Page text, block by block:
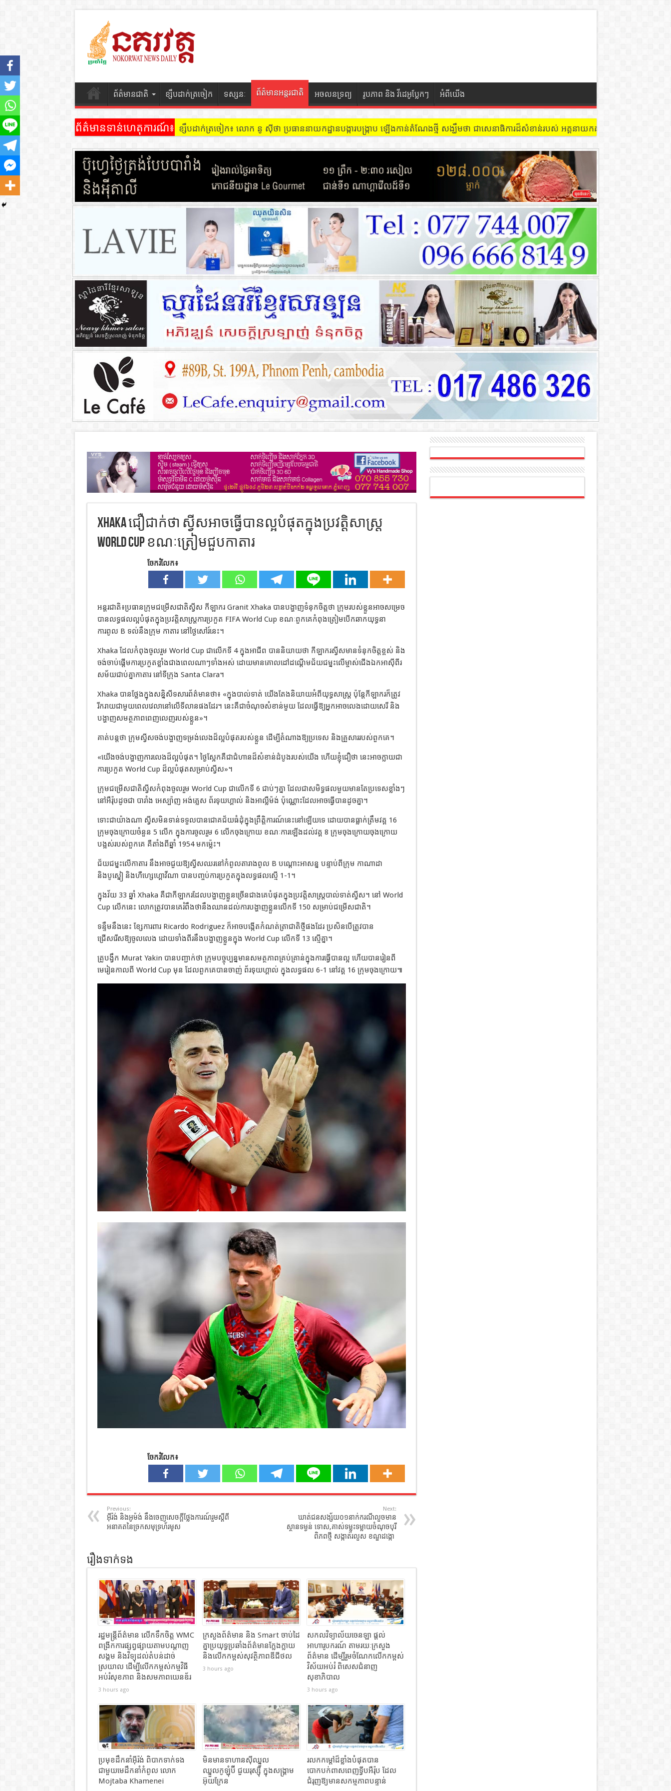
ព័ត៌មានជាតិ ខ្សឹបដាក់ត្រចៀក ទស្សនៈ ព័ត៌មានអន្តរជាតិ អចលនទ្រព្យ រូបភាព និង វីដេអូប្លែកៗ អំពីយើង
ព័ត៌មានទាន់ហេតុការណ៍៖ ខ្សឹបដាក់ត្រចៀក ៖ អគារ Sky 31 នៅខណ្ឌទួលគោក មានអ្នកជួលបន្ទប់បើកល្បែងសុីសង នៅជាន់ទី៩ បន្ទប់ ៩០២ !
Xhaka ជឿជាក់ថា ស្វីសអាចធ្វើបានល្អបំផុតក្នុងប្រវត្តិសាស្ត្រ
World Cup ខណៈត្រៀមជួបកាតារ
ចែករំលែក៖
អន្តរជាតិ៖ប្រធានក្រុមជម្រើសជាតិស្វីស កីឡាករ Granit Xhaka បានបង្ហាញទំនុកចិត្តថា ក្រុមរបស់ខ្លួនអាចសម្រេច
បានលទ្ធផលល្អបំផុតក្នុងប្រវត្តិសាស្ត្រការប្រកួត FIFA World Cup ខណៈពួកគេកំពុងត្រៀមបើកឆាកយុទ្ធនា
ការពូល B ទល់នឹងក្រុម កាតារ នៅថ្ងៃសៅរ៍នេះ។
Xhaka ដែលកំពុងចូលរួម World Cup ជាលើកទី 4 ក្នុងអាជីព បាននិយាយថា កីឡាករស្វីសមានទំនុកចិត្តខ្ពស់ និង
ចង់ចាប់ផ្តើមការប្រកួតខ្លាំងជាងពេលណាៗទាំងអស់ ដោយមានគោលដៅដណ្តើមជ័យជម្នះលើម្ចាស់ជើងឯកអាស៊ីពីរ
សម័យជាប់គ្នាកាតារ នៅទីក្រុង Santa Clara។
Xhaka បានថ្លែងក្នុងសន្និសីទសារព័ត៌មានថា៖ «ក្នុងបាល់ទាត់ យើងតែងនិយាយអំពីយុទ្ធសាស្ត្រ ប៉ុន្តែកីឡាករក៏ត្រូវ
រីករាយជាមួយពេលវេលានៅលើទីលានផងដែរ។ នេះគឺជាចំណុចសំខាន់មួយ ដែលធ្វើឱ្យអ្នកអាចលេងដោយសេរី និង
បង្ហាញសមត្ថភាពពេញលេញរបស់ខ្លួន»។
គាត់បន្តថា ក្រុមស្វីសចង់បង្ហាញទម្រង់លេងដ៏ល្អបំផុតរបស់ខ្លួន ដើម្បីតំណាងឱ្យប្រទេស និងគ្រួសាររបស់ពួកគេ។
«យើងចង់បង្ហាញការលេងដ៏ល្អបំផុត។ ថ្ងៃស្អែកគឺជាជំហានដ៏សំខាន់ដំបូងរបស់យើង ហើយខ្ញុំជឿថា នេះអាចក្លាយជា
ការប្រកួត World Cup ដ៏ល្អបំផុតសម្រាប់ស្វីស»។
ក្រុមជម្រើសជាតិស្វីសកំពុងចូលរួម World Cup ជាលើកទី 6 ជាប់ៗគ្នា ដែលជាសមិទ្ធផលមួយមានតែប្រទេសខ្លាំងៗ
នៅអឺរ៉ុបដូចជា បារាំង អេស្ប៉ាញ អង់គ្លេស ព័រទុយហ្គាល់ និងអាល្លឺម៉ង់ ប៉ុណ្ណោះដែលអាចធ្វើបានដូចគ្នា។
ទោះជាយ៉ាងណា ស្វីសមិនទាន់ទទួលបានជោគជ័យធំដុំក្នុងព្រឹត្តិការណ៍នេះនៅឡើយទេ ដោយបានធ្លាក់ត្រឹមវគ្គ 16
ក្រុមចុងក្រោយចំនួន 5 លើក ក្នុងការចូលរួម 6 លើកចុងក្រោយ ខណៈការឡើងដល់វគ្គ 8 ក្រុមចុងក្រោយចុងក្រោយ
បង្អស់របស់ពួកគេ គឺតាំងពីឆ្នាំ 1954 មកម្ល៉េះ។
ជ័យជម្នះលើកាតារ នឹងអាចជួយឱ្យស្វីសឈរនៅកំពូលតារាងពូល B បណ្ដោះអាសន្ន បន្ទាប់ពីក្រុម កាណាដា
និងបូស្នៀ និងហឺហ្សេហ្គោវីណា បានបញ្ចប់ការប្រកួតក្នុងលទ្ធផលស្មើ 1-1។
ក្នុងវ័យ 33 ឆ្នាំ Xhaka គឺជាកីឡាករដែលបង្ហាញខ្លួនច្រើនជាងគេបំផុតក្នុងប្រវត្តិសាស្ត្របាល់ទាត់ស្វីស។ នៅ World
Cup លើកនេះ លោកត្រូវបានគេរំពឹងថានឹងឈានដល់ការបង្ហាញខ្លួនលើកទី 150 សម្រាប់ជម្រើសជាតិ។
ទន្ទឹមនឹងនេះ ខ្សែការពារ Ricardo Rodriguez ក៏អាចបង្កើតកំណត់ត្រាជាតិថ្មីផងដែរ ប្រសិនបើត្រូវបាន
ជ្រើសរើសឱ្យចូលលេង ដោយទាំងពីរនឹងបង្ហាញខ្លួនក្នុង World Cup លើកទី 13 ស្មើគ្នា។
គ្រូបង្វឹក Murat Yakin បានបញ្ជាក់ថា ក្រុមបច្ចុប្បន្នមានសមត្ថភាពគ្រប់គ្រាន់ក្នុងការធ្វើបានល្អ ហើយបានរៀនពី
មេរៀនកាលពី World Cup មុន ដែលពួកគេបានចាញ់ ព័រទុយហ្គាល់ ក្នុងលទ្ធផល 6-1 នៅវគ្គ 16 ក្រុមចុងក្រោយ៕
ចែករំលែក៖
Previous:
អ៊ីរ៉ង់ និងអូម៉ង់ នឹងចេញសេចក្តីថ្លែងការណ៍រួមស្តីពី
អនាគតនៃច្រកសមុទ្រហ័រមូស
Next:
ឃាត់ជនសង្ស័យ០១នាក់ករណីលួចមាន
ស្ថានទម្ងន់ ទោស,គាស់ទម្លុះទម្លាយចំណុចបុរី
ពិភពថ្មី សង្កាត់រលួស ខណ្ឌដង្កោ
រឿងទាក់ទង
រដ្ឋមន្ត្រីព័ត៌មាន លើកទឹកចិត្ត WMC
ពង្រីកការផ្សព្វផ្សាយតាមបណ្តាញ
សង្គម និងវិទ្យុដល់តំបន់ដាច់
ស្រយាល ដើម្បីលើកកម្ពស់កម្មវិធី
អប់រំសុខភាព និងសមភាពយេនឌ័រ
3 hours ago
ក្រសួងព័ត៌មាន និង Smart ចាប់ដៃ
គ្នាប្រយុទ្ធប្រឆាំងព័ត៌មានក្លែងក្លាយ
និងលើកកម្ពស់សុវត្ថិភាពឌីជីថល
3 hours ago
សកលវិទ្យាល័យចេនឡា ផ្តល់
អាហារូបករណ៍ តាមរយៈក្រសួង
ព័ត៌មាន ដើម្បីរួមចំណែកលើកកម្ពស់
វិស័យអប់រំ ពិសេសជំនាញ
សុខាភិបាល
3 hours ago
ប្រមុខដឹកនាំអ៊ីរ៉ង់ ពិបាកទាក់ទង
ជាមួយមេដឹកនាំកំពូល លោក
Mojtaba Khamenei
មិនមានទាហានស៊ីឈ្នួល
ឈ្នួលកូឡុំប៊ី ជួយរុស្ស៊ី ក្នុងសង្រ្គាម
អ៊ុយក្រែន
រលកកម្ដៅដ៏ខ្លាំងបំផុតបាន
បោកបក់ពាសពេញទ្វីបអឺរ៉ុប ដែល
ជំរុញឱ្យមានសកម្មភាពបន្ទាន់